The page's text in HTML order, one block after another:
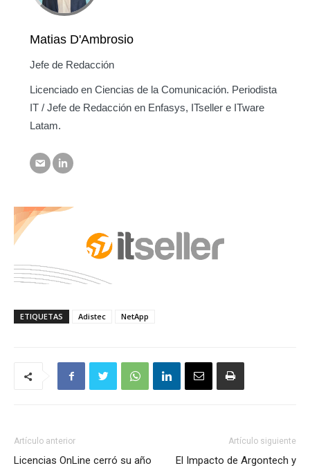
Matias D'Ambrosio
Jefe de Redacción
Licenciado en Ciencias de la Comunicación. Periodista
IT / Jefe de Redacción en Enfasys, ITseller e ITware
Latam.
ETIQUETAS Adistec NetApp
Artículo anterior
Licencias OnLine cerró su año
Artículo siguiente
El Impacto de Argontech y